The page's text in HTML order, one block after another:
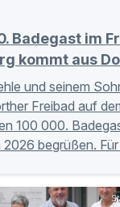
Badegast im
kommt aus
und seinem
Freibad auf
100 000.
2026 begrüßen.